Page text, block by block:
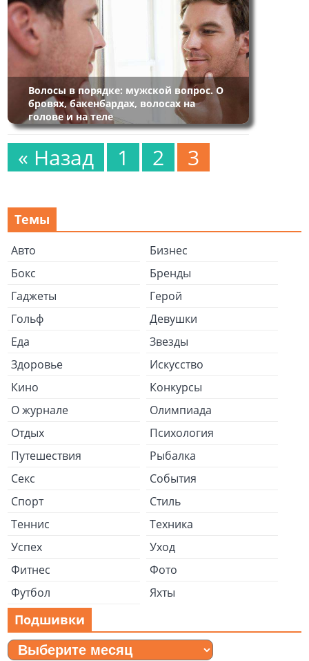
Волосы в порядке: мужской вопрос. О
бровях, бакенбардах, волосах на
голове и на теле
« Назад 1 2 3
Темы
Авто
Бизнес
Бокс
Бренды
Гаджеты
Герой
Гольф
Девушки
Еда
Звезды
Здоровье
Искусство
Кино
Конкурсы
О журнале
Олимпиада
Отдых
Психология
Путешествия
Рыбалка
Секс
События
Спорт
Стиль
Теннис
Техника
Успех
Уход
Фитнес
Фото
Футбол
Яхты
Подшивки
Подшивки